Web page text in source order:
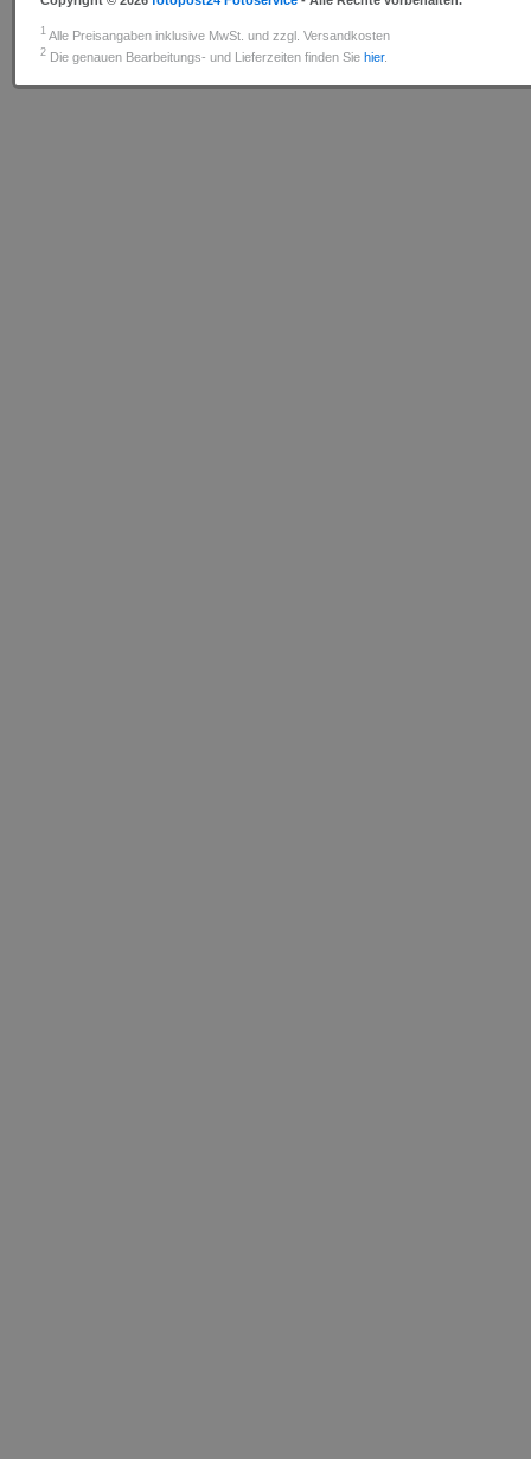
1 Alle Preisangaben inklusive MwSt. und zzgl. Versandkosten
2 Die genauen Bearbeitungs- und Lieferzeiten finden Sie hier.